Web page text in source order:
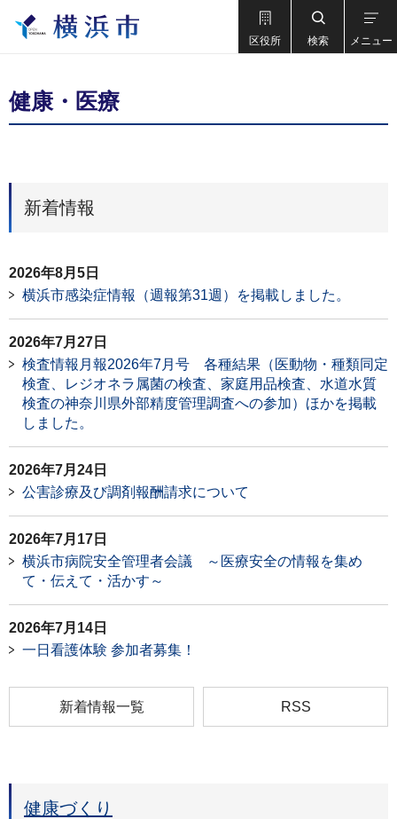
区役所 検索 メニュー
健康・医療
新着情報
2026年8月5日
横浜市感染症情報（週報第31週）を掲載しました。
2026年7月27日
検査情報月報2026年7月号 各種結果（医動物・種類同定
検査、レジオネラ属菌の検査、家庭用品検査、水道水質
検査の神奈川県外部精度管理調査への参加）ほかを掲載
しました。
2026年7月24日
公害診療及び調剤報酬請求について
2026年7月17日
横浜市病院安全管理者会議 ～医療安全の情報を集め
て・伝えて・活かす～
2026年7月14日
一日看護体験 参加者募集！
新着情報一覧 RSS
健康づくり